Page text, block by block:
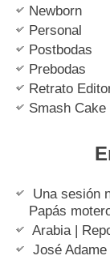
Newborn
Personal
Postbodas
Prebodas
Retrato
Smash Cake
Una sesión
Papás
Arabia |
José